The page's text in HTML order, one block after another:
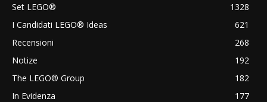
Set LEGO®
1328
I Candidati LEGO® Ideas
621
Recensioni
268
Notize
192
The LEGO® Group
182
In Evidenza
177